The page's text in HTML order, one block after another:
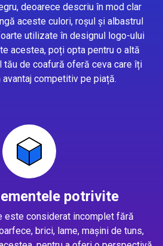
deoarece descriu în mod clar
aceste culori, roșul și albastrul
utilizate în designul logo-ului
acestea, poți opta pentru o altă
tău de coafură oferă ceva care îți
competitiv pe piață.
potrivite
este considerat incomplet fără
brici, lame, mașini de tuns,